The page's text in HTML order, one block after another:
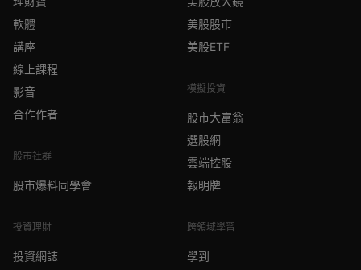
軟體
講座
線上課程
影音
合作作者
股市社群
股市爆料同學會
投資理財
投資網誌
美股股市
美股ETF
模擬投資
股市大富翁
選股網
雲端控股
報明牌
跨領域學習
學到